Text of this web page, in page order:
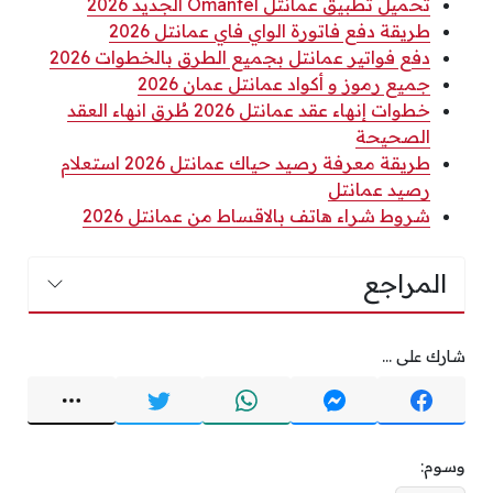
طريقة دفع فاتورة الواي فاي عمانتل 2026
دفع فواتير عمانتل بجميع الطرق بالخطوات 2026
جميع رموز و أكواد عمانتل عمان 2026
خطوات إنهاء عقد عمانتل 2026 طُرق انهاء العقد
الصحيحة
طريقة معرفة رصيد حياك عمانتل 2026 استعلام
رصيد عمانتل
شروط شراء هاتف بالاقساط من عمانتل 2026
المراجع
شارك على ...
وسوم: